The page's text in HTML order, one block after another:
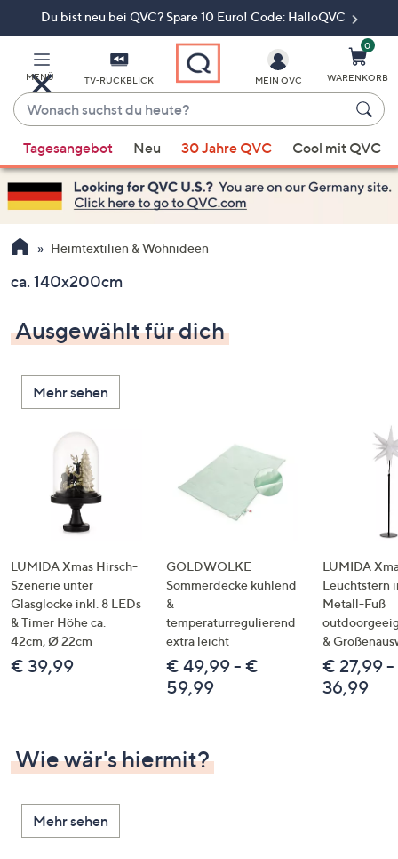
Du bist neu bei QVC? Spare 10 Euro! Code: HalloQVC
MENÜ TV-RÜCKBLICK
Wonach
suchst
du
heute?
Vorschläge
verfügbar
sind,
verwenden
Sie
Pfeiltasten
oben
und
nach
unten
oder
wischen
Touch-
Geräten
links
bzw.
rechts,
um
diese
anzuzeigen.
MEIN QVC
0
WARENKORB
Tagesangebot Neu 30 Jahre QVC Cool mit QVC
Heimtextilien & Wohnideen
ca. 140x200cm
Ausgewählt für dich
Mehr sehen
LUMIDA Xmas Hirsch-
Szenerie unter
Glasglocke inkl. 8 LEDs
& Timer Höhe ca.
42cm, Ø 22cm
€ 39,99
GOLDWOLKE
Sommerdecke kühlend
&
temperaturregulierend
extra leicht
€ 49,99 - €
59,99
LUMIDA
Leuchtstern
Metall-Fuß
&
€ 27,99
36,99
Wie wär's hiermit?
Mehr sehen